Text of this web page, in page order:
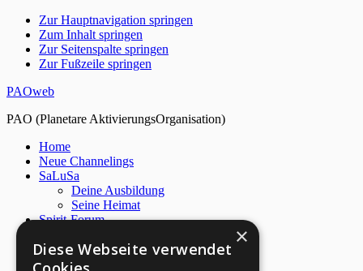
Zur Hauptnavigation springen
Zum Inhalt springen
Zur Seitenspalte springen
Zur Fußzeile springen
PAOweb
PAO (Planetare AktivierungsOrganisation)
Home
Neue Channelings
SaLuSa
Deine Ausbildung
Seine Heimat
Spirit-Forum
Netzwerk
Über PAO
×
Diese Webseite verwendet